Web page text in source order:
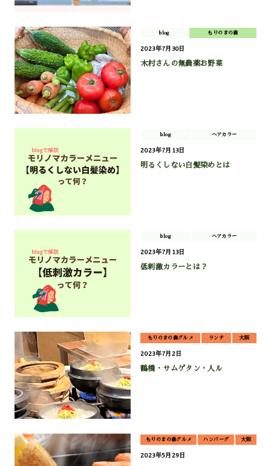
blog もりのまの森
2023年7月30日
木村さんの無農薬お野菜
blog ヘアカラー
2023年7月13日
明るくしない白髪染めとは
blog ヘアカラー
2023年7月13日
低刺激カラーとは？
もりのまの森グルメ ランチ 大阪
2023年7月2日
鶴橋・サムゲタン・人ル
もりのまの森グルメ ハンバーグ 大阪
2023年5月29日